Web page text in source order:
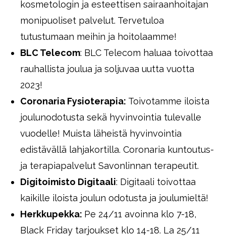
kosmetologin ja esteettisen sairaanhoitajan
monipuoliset palvelut. Tervetuloa
tutustumaan meihin ja hoitolaamme!
BLC Telecom: BLC Telecom haluaa toivottaa
rauhallista joulua ja soljuvaa uutta vuotta
2023!
Coronaria Fysioterapia: Toivotamme iloista
joulunodotusta sekä hyvinvointia tulevalle
vuodelle! Muista läheistä hyvinvointia
edistävällä lahjakortilla. Coronaria kuntoutus-
ja terapiapalvelut Savonlinnan terapeutit.
Digitoimisto Digitaali: Digitaali toivottaa
kaikille iloista joulun odotusta ja joulumieltä!
Herkkupekka: Pe 24/11 avoinna klo 7-18,
Black Friday tarjoukset klo 14-18. La 25/11